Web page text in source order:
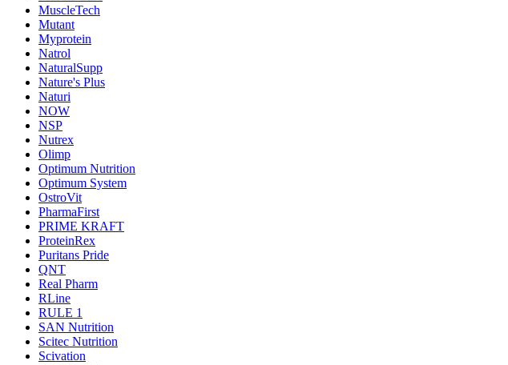
MuscleTech
Mutant
Myprotein
Natrol
NaturalSupp
Nature's Plus
Naturi
NOW
NSP
Nutrex
Olimp
Optimum Nutrition
Optimum System
OstroVit
PharmaFirst
PRIME KRAFT
ProteinRex
Puritans Pride
QNT
Real Pharm
RLine
RULE 1
SAN Nutrition
Scitec Nutrition
Scivation